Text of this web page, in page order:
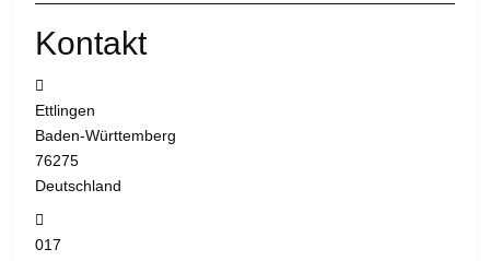
Kontakt
Ettlingen
Baden-Württemberg
76275
Deutschland
017